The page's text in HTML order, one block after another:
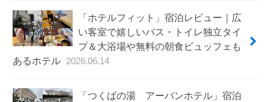
「ホテルフィット」宿泊レビュー｜広
い客室で嬉しいバス・トイレ独立タイ
プ＆大浴場や無料の朝食ビュッフェも
あるホテル
2026.06.14
「つくばの湯 アーバンホテル」宿泊